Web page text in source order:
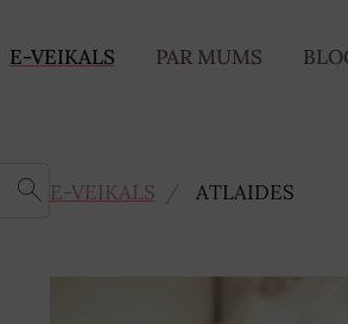
E-VEIKALS PAR MUMS
E-VEIKALS ATLAIDES